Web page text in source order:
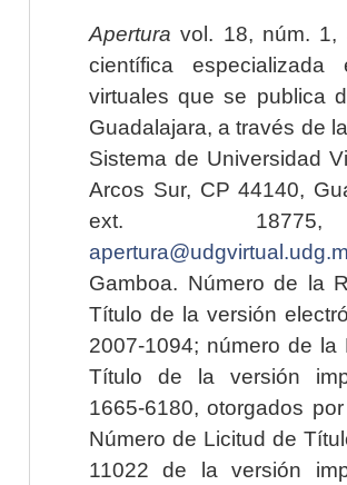
Apertura vol. 18, núm. 1,
científica
virtuales que se publica
Guadalajara, a través de
Sistema de Universidad
Arcos Sur, CP 44140,
ext.
Gamboa. Número de la
Título de la versión
2007-1094; número de
Título de la versión
1665-6180, otorgados
Número de Licitud de
11022 de la versión